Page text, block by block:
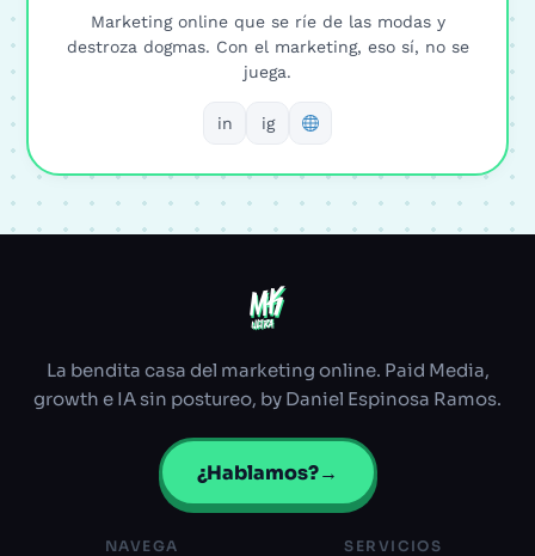
Marketing online que se ríe de las modas y
destroza dogmas. Con el marketing, eso sí, no se
juega.
in ig
MK
MK
ULTRA
ULTRA
La bendita casa del marketing online. Paid Media,
growth e IA sin postureo, by Daniel Espinosa Ramos.
¿Hablamos?→
NAVEGA SERVICIOS